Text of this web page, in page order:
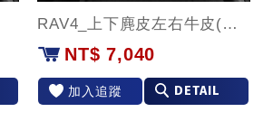
RAV4_上下麂皮左右牛皮(紅環)款
NT$ 7,040
加入追蹤 DETAIL